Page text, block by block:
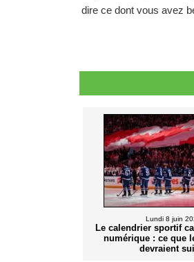
dire ce dont vous avez
Lundi 8 juin
Le calendrier sportif
numérique : ce que
devraient